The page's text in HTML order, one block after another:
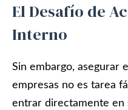
El Desafío de
Interno
Sin embargo, asegurar
empresas no es tarea
entrar directamente en